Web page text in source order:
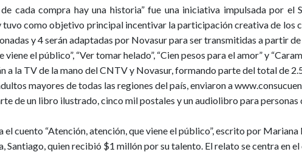
de cada compra hay una historia” fue una iniciativa impulsada por el
tuvo como objetivo principal incentivar la participación creativa de los
y 4 serán adaptadas por Novasur para ser transmitidas a partir
viene el público”, “Ver tomar helado”, “Cien pesos para el amor” y
a la TV de la mano del CNTV y Novasur, formando parte del total de
mayores de todas las regiones del país, enviaron a
de un libro ilustrado, cinco mil postales y un audiolibro para personas
el cuento “Atención, atención, que viene el público”, escrito por
Santiago, quien recibió $1 millón por su talento. El relato se centra en el